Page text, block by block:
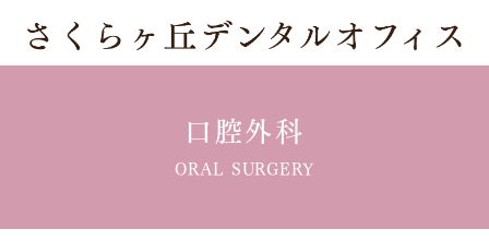
口腔外科
ORAL SURGERY